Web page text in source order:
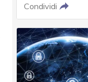
Condividi